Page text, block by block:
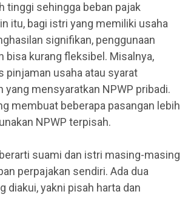
tinggi sehingga beban pajak
itu, bagi istri yang memiliki usaha
signifikan, penggunaan
bisa kurang fleksibel. Misalnya,
pinjaman usaha atau syarat
yang mensyaratkan NPWP pribadi.
membuat beberapa pasangan lebih
NPWP terpisah.
suami dan istri masing-masing
perpajakan sendiri. Ada dua
diakui, yakni pisah harta dan